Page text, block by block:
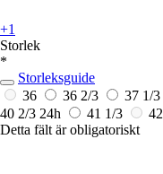
+1
Storlek
*
Storleksguide
36
36 2/3 37 1/3
40 2/3 24h 41 1/3 42
Detta fält är obligatoriskt